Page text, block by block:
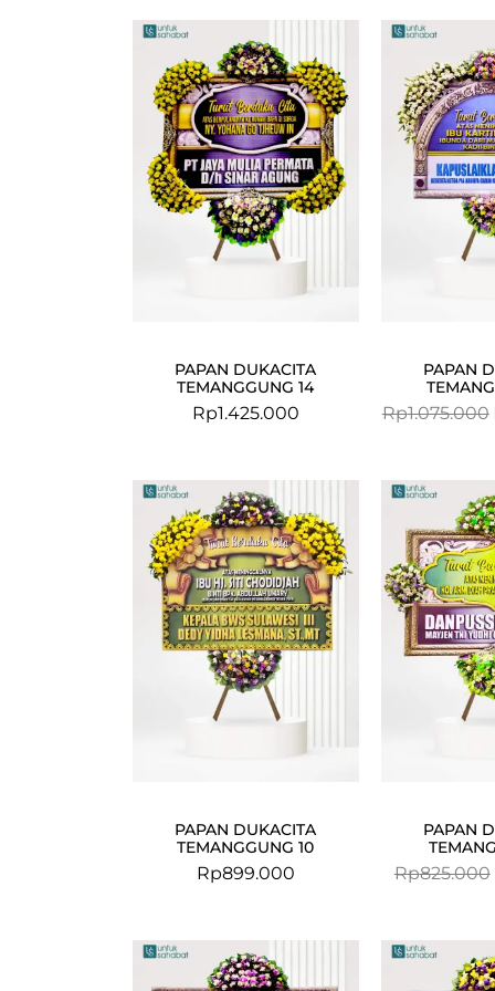
PAPAN DUKACITA
TEMANGGUNG 14
Rp1.425.000
PAPAN
Rp1.075.000
PAPAN DUKACITA
TEMANGGUNG 10
Rp899.000
PAPAN
Rp825.000